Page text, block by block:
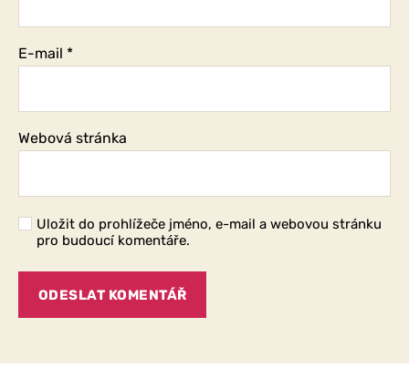
E-mail *
Webová stránka
Uložit do prohlížeče jméno, e-mail a webovou stránku
pro budoucí komentáře.